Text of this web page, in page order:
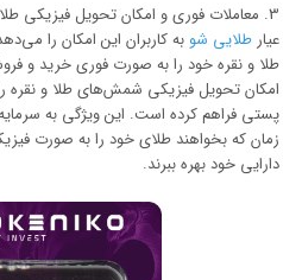
عیار طلایی شو به کاربران این امکان را
طلا و نقره خود را به صورت فوری خرید و
امکان تحویل فیزیکی شمش‌های طلا و نقره
پستی فراهم کرده است. این ویژگی به
زمان که بخواهند طلای خود را به صورت
دارایی خود بهره ببرند.